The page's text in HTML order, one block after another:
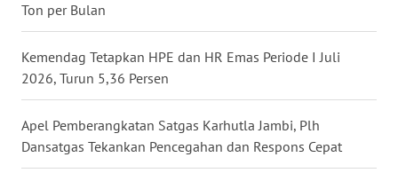
Ton per Bulan
Kemendag Tetapkan HPE dan HR Emas Periode I Juli
2026, Turun 5,36 Persen
Apel Pemberangkatan Satgas Karhutla Jambi, Plh
Dansatgas Tekankan Pencegahan dan Respons Cepat
WN
JATENG
WN
NUSANTARA
WN